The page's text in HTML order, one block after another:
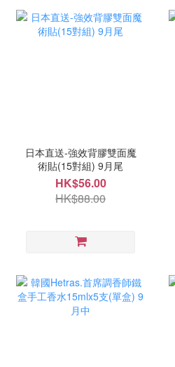
日本直送-強效背膠雙面魔
術貼(15對組) 9月尾
HK$56.00
HK$88.00